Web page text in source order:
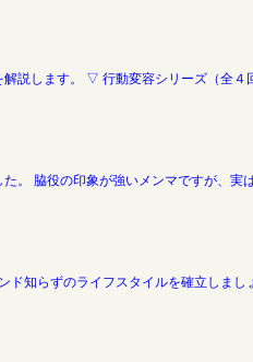
説します。 ▽ 行動変容シリーズ（全
。 脇役の印象が強いメンマですが、実
知らずのライフスタイルを確立しま